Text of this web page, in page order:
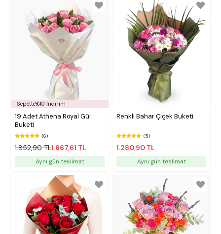
Sepette%10 İndirim
19 Adet Athena Royal Gül
Buketi
(6)
1.852,90 TL1.667,61 TL
Aynı gün teslimat
Renkli Bahar Çiçek Buketi
(5)
1.280,90 TL
Aynı gün teslimat